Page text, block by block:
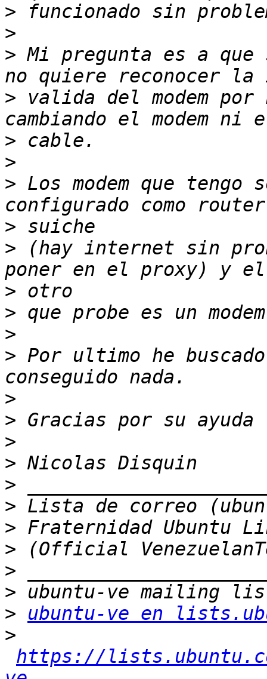
>
>
> Mi pregunta es a
> valida del modem
>
>
> Los modem que tengo
>
> (hay internet sin
>
>
>
> Por ultimo he
>
>
>
>
>
>
>
>
>
>
>
ubuntu-ve en
>
https://